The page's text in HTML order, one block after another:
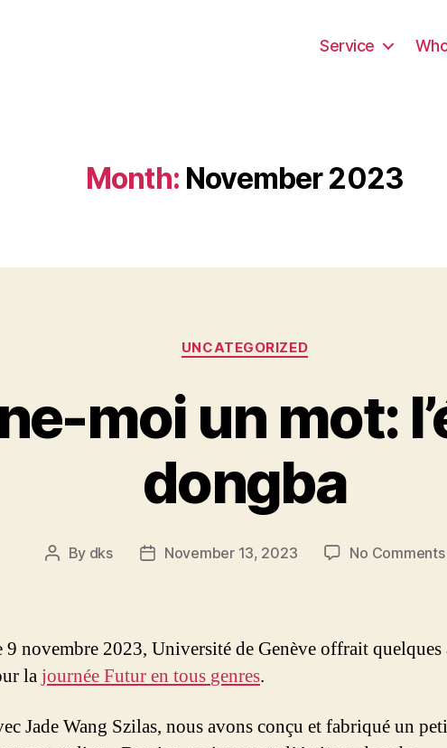
Service
Month: November 2023
Categories
UNCATEGORIZED
moi un mot:
dongba
Post
By dks
PostNovember 13, 2023 No Comments
9 novembre 2023, Université de Genève offrait quelques
la journée Futuren tous genres.
Jade Wang Szilas, nous avons conçu et fabriqué un